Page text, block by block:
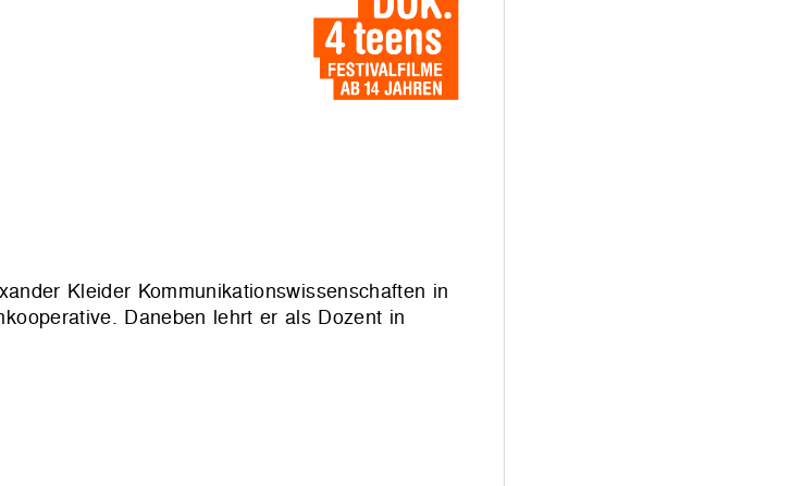
Kleider Kommunikationswissenschaften in
Daneben lehrt er als Dozent in